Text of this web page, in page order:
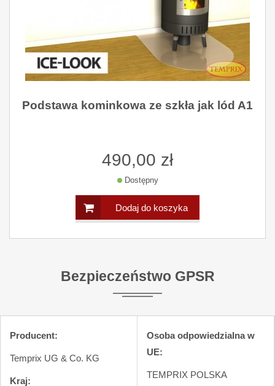
Podstawa kominkowa ze szkła jak lód A1
490,00 zł
Dostępny
Dodaj do koszyka
Bezpieczeństwo GPSR
Producent:
Temprix UG & Co. KG
Kraj:
Osoba odpowiedzialna w
UE:
TEMPRIX POLSKA